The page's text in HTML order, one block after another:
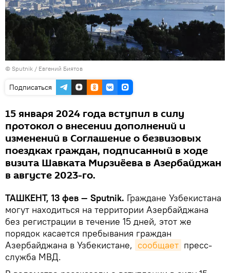
© Sputnik / Евгений Биятов
Подписаться
15 января 2024 года вступил в силу
протокол о внесении дополнений и
изменений в Соглашение о безвизовых
поездках граждан, подписанный в ходе
визита Шавката Мирзиёева в Азербайджан
в августе 2023-го.
ТАШКЕНТ, 13 фев — Sputnik. Граждане Узбекистана
могут находиться на территории Азербайджана
без регистрации в течение 15 дней, этот же
порядок касается пребывания граждан
Азербайджана в Узбекистане, сообщает пресс-
служба МВД.